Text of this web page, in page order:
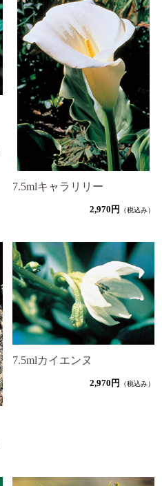
7.5mlキャラリリー
2,970円 （税込み）
7.5mlカイエンヌ
2,970円 （税込み）